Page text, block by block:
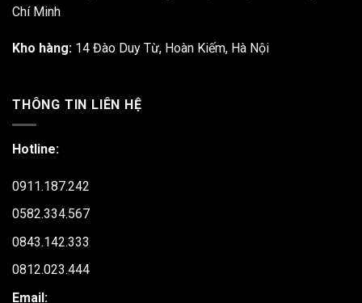
Chí Minh
Kho hàng: 14 Đào Duy Từ, Hoàn Kiếm, Hà Nội
THÔNG TIN LIÊN HỆ
Hotline:
0911.187.242
0582.334.567
0843.142.333
0812.023.444
Email: